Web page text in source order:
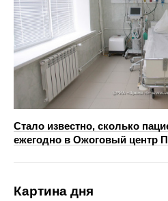
Стало известно, сколько
ежегодно в Ожоговый центр
Картина дня